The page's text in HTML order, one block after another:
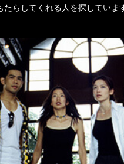
たらしてくれる人を探していま